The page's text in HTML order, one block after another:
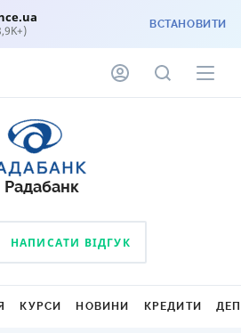
ВСТАНОВИТИ
Радабанк
НАПИСАТИ ВІДГУК
КУРСИ НОВИНИ КРЕДИТИ